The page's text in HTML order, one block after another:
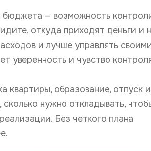
бюджета — возможность
откуда приходят деньги и
и лучше управлять
уверенность и чувство
квартиры, образование, отпуск
нужно откладывать,
Без четкого плана